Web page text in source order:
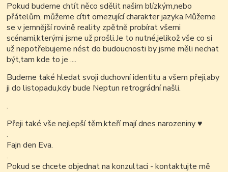
Pokud budeme chtít něco sdělit našim blízkým,nebo
přátelům, můžeme cítit omezující charakter jazyka.Můžeme
se v jemnější rovině reality zpětně probírat všemi
scénami,kterými jsme už prošli.Je to nutné,jelikož vše co si
už nepotřebujeme nést do budoucnosti by jsme měli nechat
být,tam kde to je ....
Budeme také hledat svoji duchovní identitu a všem přeji,aby
ji do listopadu,kdy bude Neptun retrográdní našli.
.
Přeji také vše nejlepší těm,kteří mají dnes narozeniny♥
.
Fajn den Eva.
.
Pokud se chcete objednat na konzultaci - kontaktujte mě